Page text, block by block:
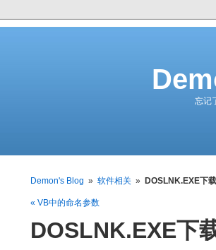
忘记
Demon's Blog » 软件相关 » DOSLNK.EXE下载
« VB中的命名参数
DOSLNK.EXE下